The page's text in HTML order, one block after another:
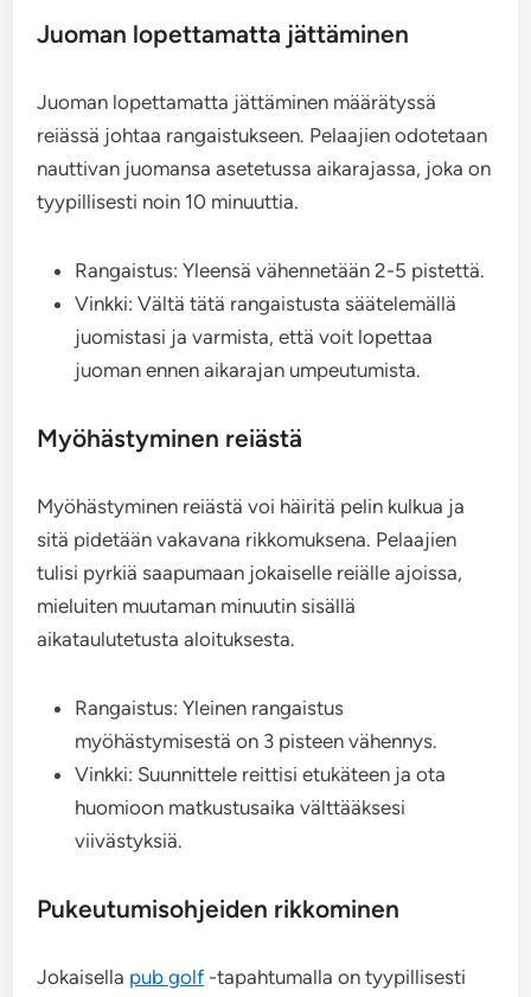
Juoman lopettamatta jättäminen
Juoman lopettamatta jättäminen määrätyssä
reiässä johtaa rangaistukseen. Pelaajien odotetaan
nauttivan juomansa asetetussa aikarajassa, joka on
tyypillisesti noin 10 minuuttia.
Rangaistus: Yleensä vähennetään 2-5 pistettä.
Vinkki: Vältä tätä rangaistusta säätelemällä
juomistasi ja varmista, että voit lopettaa
juoman ennen aikarajan umpeutumista.
Myöhästyminen reiästä
Myöhästyminen reiästä voi häiritä pelin kulkua ja
sitä pidetään vakavana rikkomuksena. Pelaajien
tulisi pyrkiä saapumaan jokaiselle reiälle ajoissa,
mieluiten muutaman minuutin sisällä
aikataulutetusta aloituksesta.
Rangaistus: Yleinen rangaistus
myöhästymisestä on 3 pisteen vähennys.
Vinkki: Suunnittele reittisi etukäteen ja ota
huomioon matkustusaika välttääksesi
viivästyksiä.
Pukeutumisohjeiden rikkominen
Jokaisella pub golf -tapahtumalla on tyypillisesti